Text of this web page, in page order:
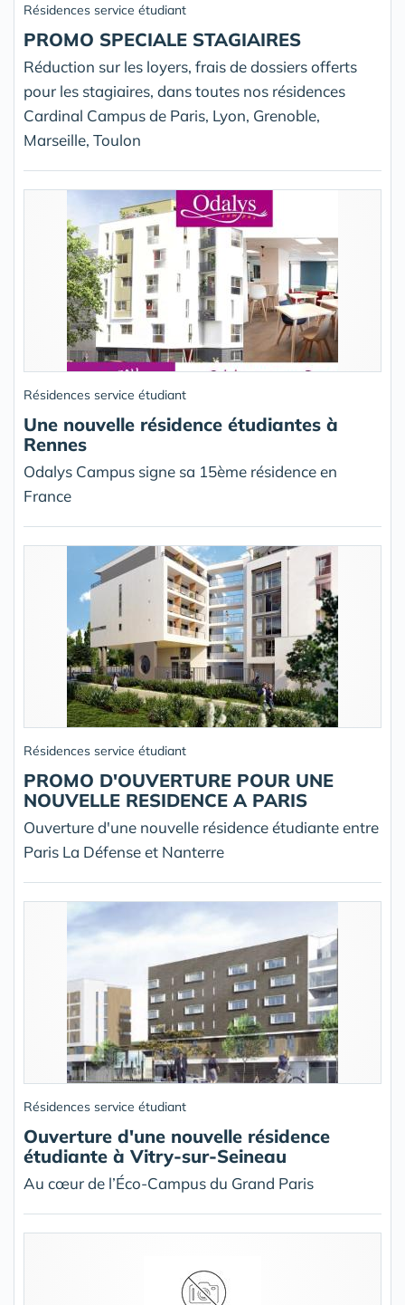
Résidences service étudiant
PROMO SPECIALE STAGIAIRES
Réduction sur les loyers, frais de dossiers offerts
pour les stagiaires, dans toutes nos résidences
Cardinal Campus de Paris, Lyon, Grenoble,
Marseille, Toulon
Résidences service étudiant
Une nouvelle résidence étudiantes à
Rennes
Odalys Campus signe sa 15ème résidence en
France
Résidences service étudiant
PROMO D'OUVERTURE POUR UNE
NOUVELLE RESIDENCE A PARIS
Ouverture d'une nouvelle résidence étudiante entre
Paris La Défense et Nanterre
Résidences service étudiant
Ouverture d'une nouvelle résidence
étudiante à Vitry-sur-Seineau
Au cœur de l’Éco-Campus du Grand Paris